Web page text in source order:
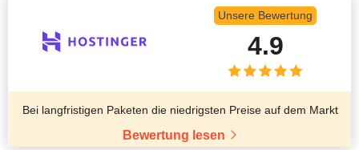
Unsere Bewertung
4.9
Bei langfristigen Paketen die niedrigsten Preise auf dem Markt
Bewertung lesen